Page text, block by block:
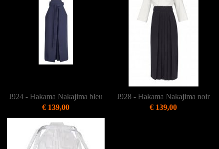
J924 - Hakama Nakajima bleu
€ 139,00
J928 - Hakama Nakajima noir
€ 139,00